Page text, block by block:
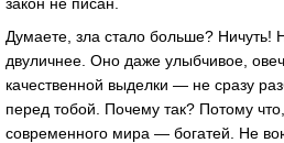
Думаете, зла стало больше? Ничуть!
двуличнее. Оно даже улыбчивое,
качественной выделки — не сразу
перед тобой. Почему так? Потому
современного мира — богатей. Не